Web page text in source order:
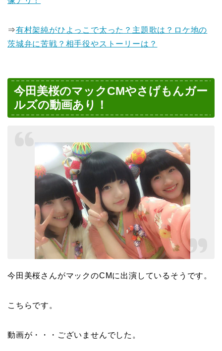
⇒有村架純がひよっこで太った？主題歌は？ロケ地の
茨城弁に苦戦？相手役やストーリーは？
今田美桜のマックCMやさげもんガー
ルズの動画あり！
今田美桜さんがマックのCMに出演しているそうです。
こちらです。
動画が・・・ございませんでした。